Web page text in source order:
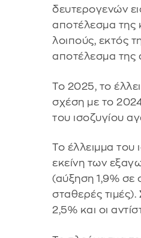
δευτερογενών
αποτέλεσμα της
λοιπούς, εκτός
αποτέλεσμα της
Το 2025, το
σχέση με το
του ισοζυγίου
Το έλλειμμα
εκείνη των
(αύξηση 1,9% σε
σταθερές
2,5% και οι